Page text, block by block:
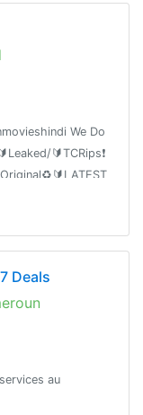
We Do
🔰TCRips❗️
Deals
au